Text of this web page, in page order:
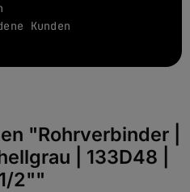
Kunden
"Rohrverbinder |
| 133D48 |
2""